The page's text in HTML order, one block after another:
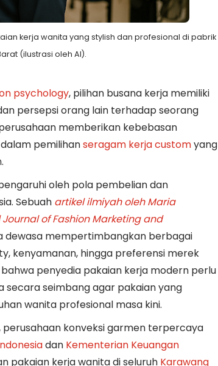
kerja wanita yang stylish dan profesional di pabrik
(ilustrasi oleh AI).
psychology, pilihan busana kerja memiliki
persepsi orang lain terhadap seorang
memberikan kebebasan
pemilihanseragam kerja customyang
oleh pola pembelian dan
Sebuah artikel ilmiyah oleh Maria
of Fashion Marketing and
mempertimbangkan berbagai
kenyamanan, hingga preferensi merek
penyedia pakaian kerja modern perlu
seimbang agar pakaian yang
wanita profesional masa kini.
perusahaan konveksi garmen terpercaya
dan Kementerian Keuangan
pakaian kerja wanita di seluruh Karawang